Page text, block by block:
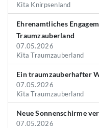
Kita Knirpsenland
Ehrenamtliches
Traumzauberland
07.05.2026
Kita Traumzauberland
Ein traumzauberhafter
07.05.2026
Kita Traumzauberland
Neue Sonnenschirme
07.05.2026